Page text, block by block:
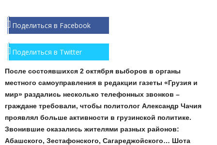
Поделиться в Facebook
Поделиться в Twitter
После состоявшихся 2 октября выборов в органы
местного самоуправления в редакции газеты «Грузия и
мир» раздались несколько телефонных звонков –
граждане требовали, чтобы политолог Александр Чачия
проявлял больше активности в грузинской политике.
Звонившие оказались жителями разных районов:
Абашского, Зестафонского, Сагареджойского… Шота